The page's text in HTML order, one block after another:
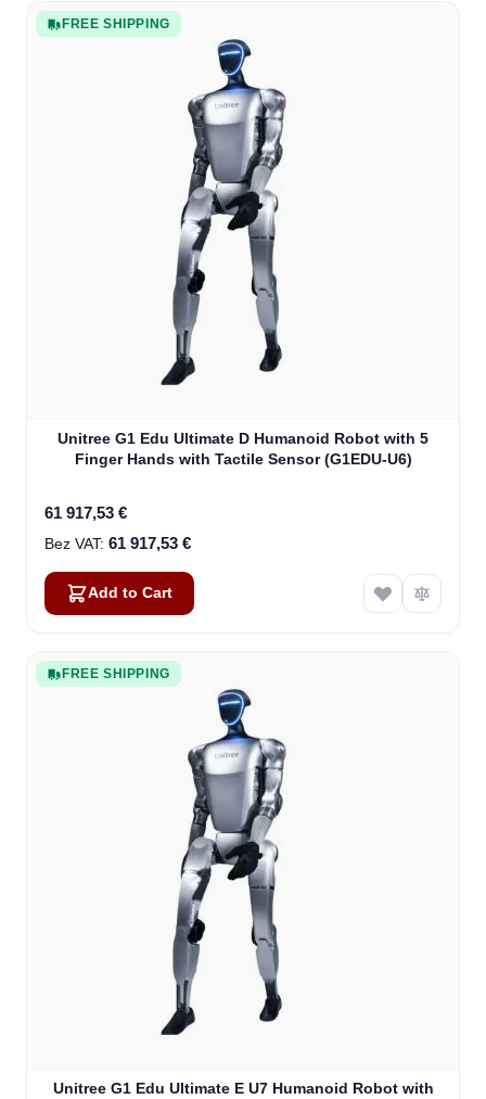
FREE SHIPPING
Unitree G1 Edu Ultimate D Humanoid Robot with 5
Finger Hands with Tactile Sensor (G1EDU-U6)
61 917,53 €
61 917,53 €
Add to Cart
FREE SHIPPING
Unitree G1 Edu Ultimate E U7 Humanoid Robot with